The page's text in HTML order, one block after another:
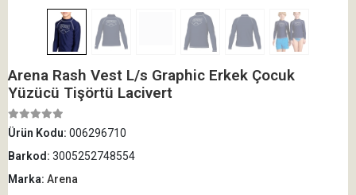
Arena Rash Vest L/s Graphic Erkek Çocuk
Yüzücü Tişörtü Lacivert
Ürün Kodu: 006296710
Barkod: 3005252748554
Marka: Arena